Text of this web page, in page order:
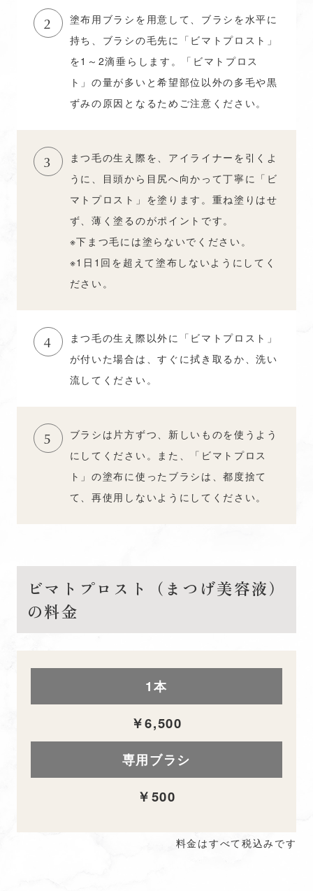
2
塗布用ブラシを用意して、ブラシを水平に
持ち、ブラシの毛先に「ビマトプロスト」
を1～2滴垂らします。「ビマトプロス
ト」の量が多いと希望部位以外の多毛や黒
ずみの原因となるためご注意ください。
3
まつ毛の生え際を、アイライナーを引くよ
うに、目頭から目尻へ向かって丁寧に「ビ
マトプロスト」を塗ります。重ね塗りはせ
ず、薄く塗るのがポイントです。
※下まつ毛には塗らないでください。
※1日1回を超えて塗布しないようにしてく
ださい。
4
まつ毛の生え際以外に「ビマトプロスト」
が付いた場合は、すぐに拭き取るか、洗い
流してください。
5
ブラシは片方ずつ、新しいものを使うよう
にしてください。また、「ビマトプロス
ト」の塗布に使ったブラシは、都度捨て
て、再使用しないようにしてください。
ビマトプロスト（まつげ美容液）
の料金
1本
￥6,500
専用ブラシ
￥500
料金はすべて税込みです